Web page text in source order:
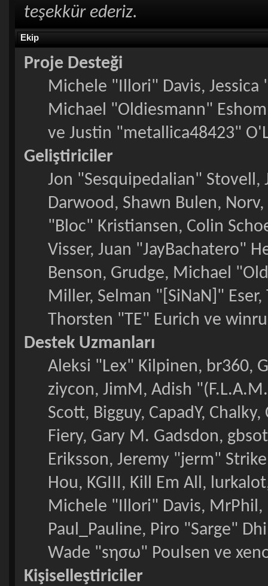
teşekkür ederiz.
Ekip
Proje Desteği
Michele "Illori" Davis,
Michael "Oldiesmann"
ve Justin "metallica48423"
Geliştiriciler
Jon "Sesquipedalian" Stovell,
Darwood, Shawn Bulen,
"Bloc" Kristiansen, Colin
Visser, Juan "JayBachatero"
Benson, Grudge, Michael
Miller, Selman "[SiNaN]"
Thorsten "TE" Eurich ve
Destek Uzmanları
Aleksi "Lex" Kilpinen, br360,
ziycon, JimM, Adish
Scott, Bigguy, CapadY,
Fiery, Gary M. Gadsdon,
Eriksson, Jeremy "jerm"
Hou, KGIII, Kill Em All,
Michele "Illori" Davis, MrPhil,
Paul_Pauline, Piro "Sarge"
Wade "sησω" Poulsen ve
Kişiselleştiriciler